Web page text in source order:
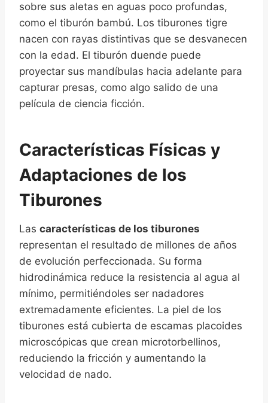
sobre sus aletas en aguas poco profundas,
como el tiburón bambú. Los tiburones tigre
nacen con rayas distintivas que se desvanecen
con la edad. El tiburón duende puede
proyectar sus mandíbulas hacia adelante para
capturar presas, como algo salido de una
película de ciencia ficción.
Características Físicas y
Adaptaciones de los
Tiburones
Las características de los tiburones
representan el resultado de millones de años
de evolución perfeccionada. Su forma
hidrodinámica reduce la resistencia al agua al
mínimo, permitiéndoles ser nadadores
extremadamente eficientes. La piel de los
tiburones está cubierta de escamas placoides
microscópicas que crean microtorbellinos,
reduciendo la fricción y aumentando la
velocidad de nado.